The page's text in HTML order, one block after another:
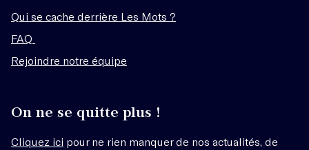
Qui se cache derrière Les Mots ?
FAQ
Rejoindre notre équipe
On ne se quitte plus !
Cliquez ici pour ne rien manquer de nos actualités, de